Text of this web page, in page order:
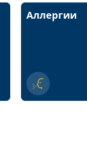
Аллергии